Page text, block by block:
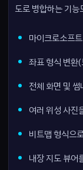
도로 병합하는 기
마이크로소프
좌표 형식 변환
전체 화면 및
여러 위성 사진
비트맵 형식으
내장 지도 뷰어